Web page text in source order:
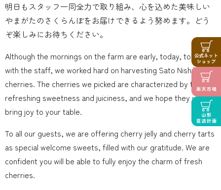
明日もスタッフ一同全力で取り組み、心を込めた美味しい
やまがたのさくらんぼをお届けできるよう努めます。どう
ぞ楽しみにお待ちください。
Although the mornings on the farm are early, today, together
with the staff, we worked hard on harvesting Sato Nishiki
cherries. The cherries we picked are characterized by their
refreshing sweetness and juiciness, and we hope they will
bring joy to your table.
To all our guests, we are offering cherry jelly and cherry tarts
as special welcome sweets, filled with our gratitude. We are
confident you will be able to fully enjoy the charm of fresh
cherries.